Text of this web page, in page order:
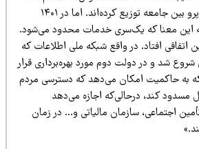
اینترنت طبقاتی را با نام پرو بین جامعه توزیع کرده‌اند. اما در ۱۴۰۱
معنا که یک‌سری خدمات محدود می‌شود.
اتفاقی افتاد. در واقع شبکه ملی اطلاعات که
و در دولت دوم مورد بهره‌برداری قرار
امکان می‌دهد که دسترسی مردم
کند، درحالی‌که اجازه می‌دهد
سازمان مالیاتی و… در زمان